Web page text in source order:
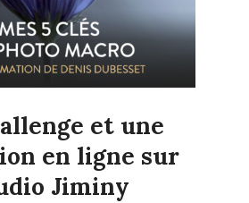
et une
en ligne sur
Jiminy